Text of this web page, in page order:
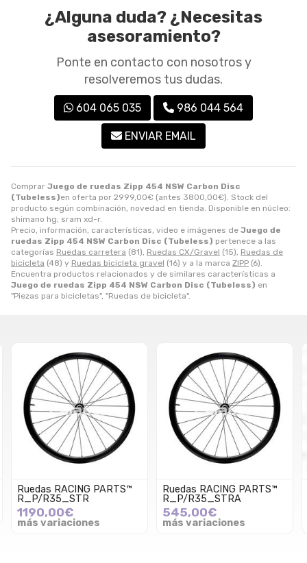
Comprar Juego de ruedas Zipp 454 NSW Carbon Disc
(Tubeless)en oferta por 2999,00€ (antes 3800,00€). Stock del
producto según combinación, novedad en tienda. Disponible en núcleo:
shimano hg; sram xd-r.
Precio, información, características, video e imágenes de Juego de
ruedas Zipp 454 NSW Carbon Disc (Tubeless) pertenece a las
categorías Ruedas carretera (81), Ruedas CX/Gravel (15), Ruedas de
bicicleta (48) y Ruedas bicicleta gravel (16) y a la marca ZIPP (6).
Encuentra productos relacionados y de similares características a
Juego de ruedas Zipp 454 NSW Carbon Disc (Tubeless) en
"Piezas para bicicletas", "Ruedas de bicicleta".
¿Alguna duda? ¿Necesitas
asesoramiento?
Ponte en contacto con nosotros y
resolveremos tus dudas.
604 065 035 986 044 564
ENVIAR EMAIL
Ruedas RACING PARTS™
R_P/R35_STR
1190,00€
más variaciones
Ruedas RACING PARTS™
R_P/R35_STRA
545,00€
más variaciones